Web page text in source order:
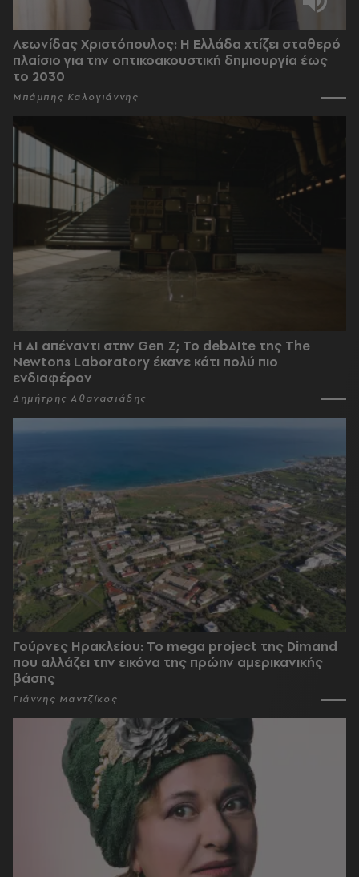
Λεωνίδας Χριστόπουλος: Η Ελλάδα χτίζει σταθερό
πλαίσιο για την οπτικοακουστική δημιουργία έως
το 2030
Μπάμπης Καλογιάννης
Η AI απέναντι στην Gen Z; Το debAIte της The
Newtons Laboratory έκανε κάτι πολύ πιο
ενδιαφέρον
Δημήτρης Αθανασιάδης
Γούρνες Ηρακλείου: To mega project της Dimand
που αλλάζει την εικόνα της πρώην αμερικανικής
βάσης
Γιάννης Μαντζίκος